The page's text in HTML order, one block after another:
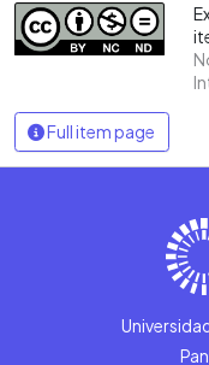
Full item page